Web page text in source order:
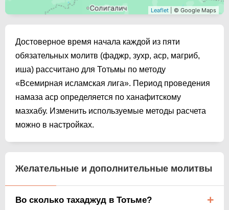
Leaflet | © Google Maps
Достоверное время начала каждой из пяти
обязательных молитв (фаджр, зухр, аср, магриб,
иша) рассчитано для Тотьмы по методу
«Всемирная исламская лига». Период проведения
намаза аср определяется по ханафитскому
мазхабу. Изменить используемые методы расчета
можно в настройках.
Желательные и дополнительные молитвы
Во сколько тахаджуд в Тотьме?